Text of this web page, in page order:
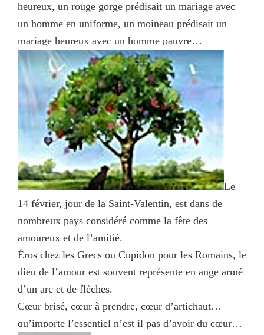
heureux, un rouge gorge prédisait un mariage avec
un homme en uniforme, un moineau prédisait un
mariage heureux avec un homme pauvre…
Le
14 février, jour de la Saint-Valentin, est dans de
nombreux pays considéré comme la fête des
amoureux et de l’amitié.
Éros chez les Grecs ou Cupidon pour les Romains, le
dieu de l’amour est souvent représente en ange armé
d’un arc et de flèches.
Cœur brisé, cœur à prendre, cœur d’artichaut…
qu’importe l’essentiel n’est il pas d’avoir du cœur…